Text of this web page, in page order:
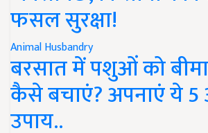
फसल सुरक्षा!
Animal Husbandry
बरसात में पशुओं को
कैसे बचाएं? अपनाएं ये
उपाय..